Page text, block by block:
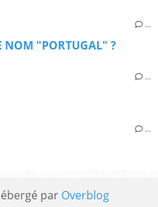
…
NOM "PORTUGAL" ?
…
…
par Overblog